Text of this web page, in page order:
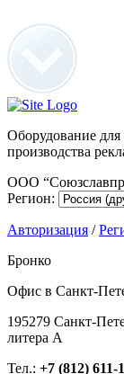
Оборудование
производства
ООО
Регион:
Авторизация /
Бронко
Офис в Санкт-
195279 Санкт-
литера А
Тел.: +7 (812) 611-